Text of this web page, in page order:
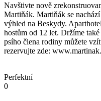
Navštivte nově
Martiňák. Martiňák se
výhled na Beskydy.
hostům od 12 let. Držíme
psího člena rodiny můžete
rezervujte zde:
Perfektní
0